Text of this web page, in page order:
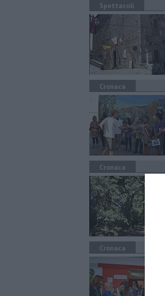
Spettacoli
Cronaca
Cronaca
Cronaca